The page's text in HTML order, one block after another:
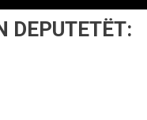
DEPUTETËT: